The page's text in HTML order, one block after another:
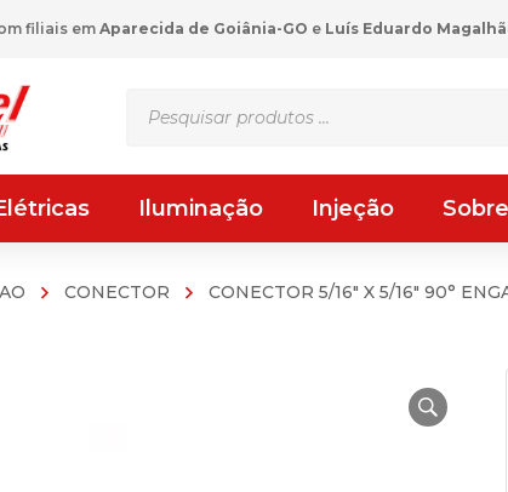
filiais emAparecida de Goiânia-GO e Luís Eduardo
Iluminação Injeção
CONECTOR CONECTOR 5/16″ X 5/16″ 90°